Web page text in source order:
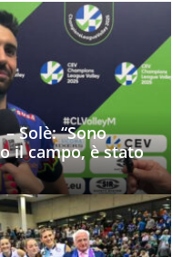
Solè: “Sono
il campo, è stato